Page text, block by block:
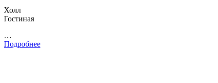
Холл
Гостиная
…
Подробнее